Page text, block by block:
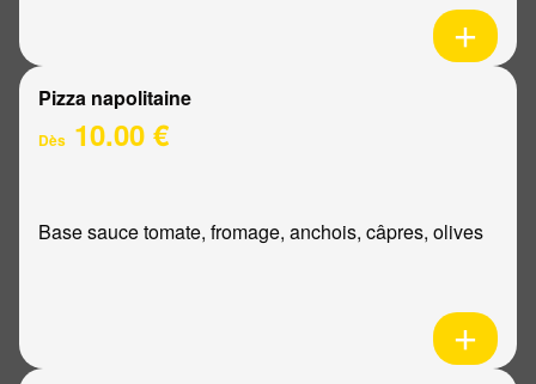
Pizza napolitaine
Dès 10.00 €
Base sauce tomate, fromage, anchois, câpres, olives